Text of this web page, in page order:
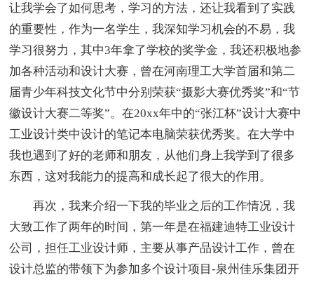
让我学会了如何思考，学习的方法，还让我看到了实践
的重要性，作为一名学生，我深知学习机会的不易，我
学习很努力，其中3年拿了学校的奖学金，我还积极地参
加各种活动和设计大赛，曾在河南理工大学首届和第二
届青少年科技文化节中分别荣获“摄影大赛优秀奖”和“节
徽设计大赛二等奖”。在20xx年中的“张江杯”设计大赛中
工业设计类中设计的笔记本电脑荣获优秀奖。在大学中
我也遇到了好的老师和朋友，从他们身上我学到了很多
东西，这对我能力的提高和成长起了很大的作用。
再次，我来介绍一下我的毕业之后的工作情况，我
大致工作了两年的时间，第一年是在福建迪特工业设计
公司，担任工业设计师，主要从事产品设计工作，曾在
设计总监的带领下为参加多个设计项目-泉州佳乐集团开